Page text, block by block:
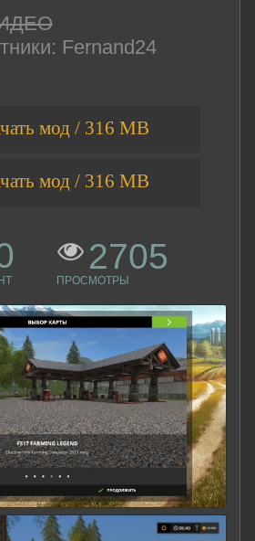
Fernand24
мод / 316 MB
мод / 316 MB
2705
ПРОСМОТРЫ